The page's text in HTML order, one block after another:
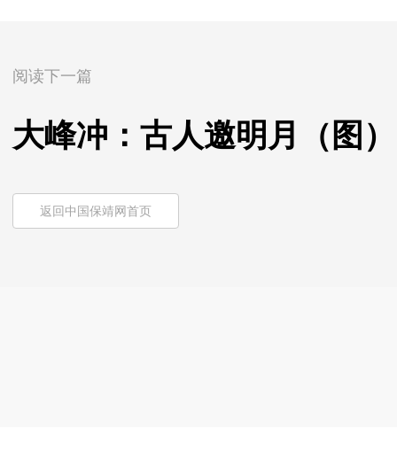
阅读下一篇
大峰冲：古人邀明月（图）
返回中国保靖网首页